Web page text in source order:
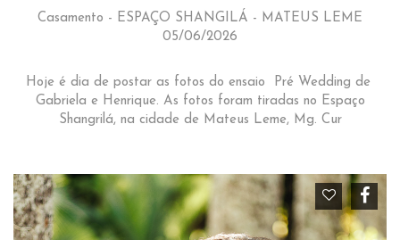
Casamento - ESPAÇO SHANGILÁ - MATEUS LEME
05/06/2026
Hoje é dia de postar as fotos do ensaio Pré Wedding de
Gabriela e Henrique. As fotos foram tiradas no Espaço
Shangrilá, na cidade de Mateus Leme, Mg. Cur